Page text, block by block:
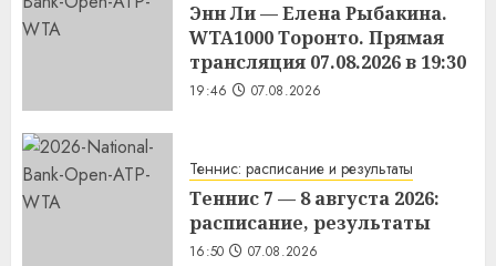
Энн Ли — Елена Рыбакина.
WTA1000 Торонто. Прямая
трансляция 07.08.2026 в 19:30
19:46 07.08.2026
Теннис: расписание и результаты
Теннис 7 — 8 августа 2026:
расписание, результаты
16:50 07.08.2026